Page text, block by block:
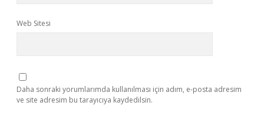
Web Sitesi
Daha sonraki yorumlarımda kullanılması için adım, e-posta adresim
ve site adresim bu tarayıcıya kaydedilsin.